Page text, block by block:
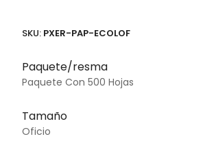
SKU: PXER-PAP-ECOLOF
Paquete/resma
Paquete Con 500 Hojas
Tamaño
Oficio